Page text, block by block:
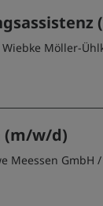
Wiebke Möller-
(m/w/d)
Meessen GmbH